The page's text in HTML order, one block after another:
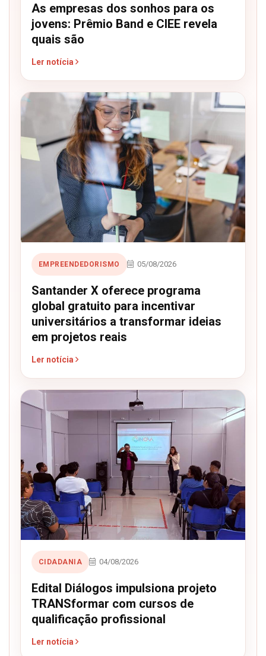
As empresas dos sonhos para os
jovens: Prêmio Band e CIEE revela
quais são
Ler notícia
EMPREENDEDORISMO 05/08/2026
Santander X oferece programa
global gratuito para incentivar
universitários a transformar ideias
em projetos reais
Ler notícia
CIDADANIA 04/08/2026
Edital Diálogos impulsiona projeto
TRANSformar com cursos de
qualificação profissional
Ler notícia